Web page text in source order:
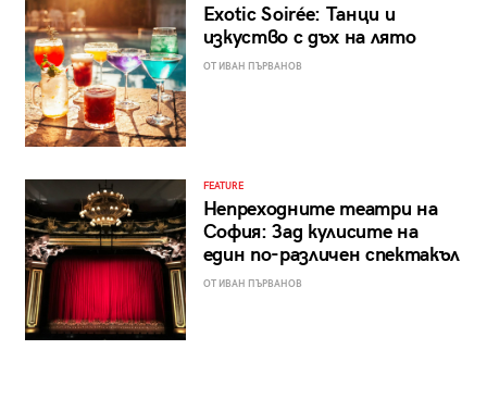
Exotic Soirée: Танци и
изкуство с дъх на лято
ОТ ИВАН ПЪРВАНОВ
FEATURE
Непреходните театри на
София: Зад кулисите на
един по-различен спектакъл
ОТ ИВАН ПЪРВАНОВ